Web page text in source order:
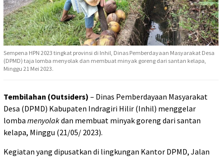
Sempena HPN 2023 tingkat provinsi di Inhil, Dinas Pemberdayaan Masyarakat Desa
(DPMD) taja lomba menyolak dan membuat minyak goreng dari santan kelapa,
Minggu 21 Mei 2023.
Tembilahan (Outsiders) – Dinas Pemberdayaan Masyarakat
Desa (DPMD) Kabupaten Indragiri Hilir (Inhil) menggelar
lomba menyolakdan membuat minyak goreng dari santan
kelapa, Minggu (21/05/ 2023).
Kegiatan yang dipusatkan di lingkungan Kantor DPMD, Jalan